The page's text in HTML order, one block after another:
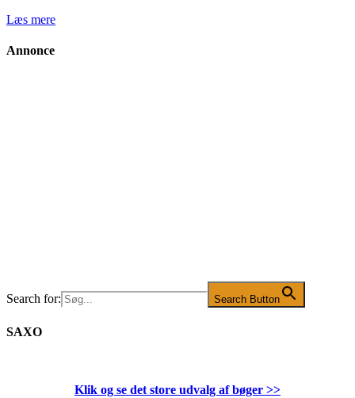
Læs mere
Annonce
Search for: Search Button
SAXO
Klik og se det store udvalg af bøger >>